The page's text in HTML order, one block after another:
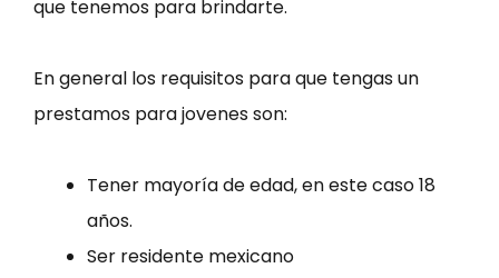
que tenemos para brindarte.
En general los requisitos para que tengas un
prestamos para jovenes son:
Tener mayoría de edad, en este caso 18
años.
Ser residente mexicano